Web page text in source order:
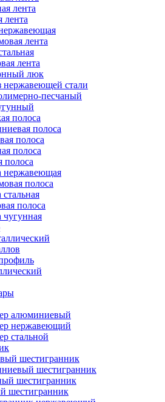
лента
лента
лента
лента
люк
стали
песчаный
полоса
полоса
полоса
полоса
полоса
нержавеющая
полоса
полоса
чугунная
алюминиевый
нержавеющий
стальной
шестигранник
шестигранник
шестигранник
шестигранник